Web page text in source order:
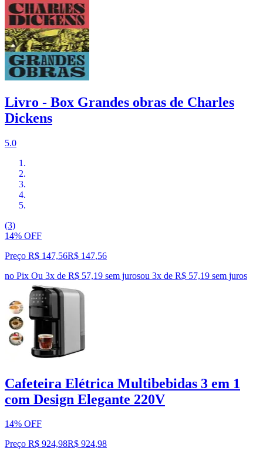
Livro - Box Grandes obras de Charles
Dickens
5.0
(3)
14% OFF
Preço R$ 147,56R$ 147,56
no Pix Ou 3x de R$ 57,19 sem jurosou 3x de R$ 57,19 sem juros
Cafeteira Elétrica Multibebidas 3 em 1
com Design Elegante 220V
14% OFF
Preço R$ 924,98R$ 924,98